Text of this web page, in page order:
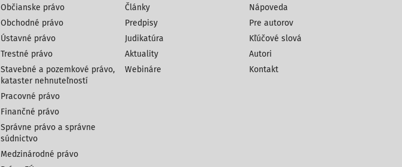
Občianske právo
Obchodné právo
Ústavné právo
Trestné právo
Stavebné a pozemkové právo,
kataster nehnuteľností
Pracovné právo
Finančné právo
Správne právo a správne
súdnictvo
Medzinárodné právo
Články
Predpisy
Judikatúra
Aktuality
Webináre
Nápoveda
Pre autorov
Kľúčové slová
Autori
Kontakt